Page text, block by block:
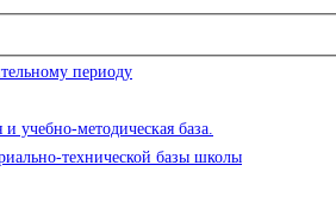
периоду
учебно-методическая база.
технической базы школы